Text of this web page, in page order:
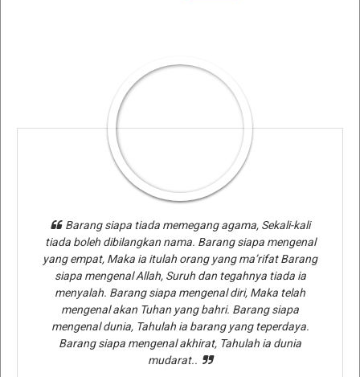
Barang siapa tiada memegang agama, Sekali-kali
tiada boleh dibilangkan nama. Barang siapa mengenal
yang empat, Maka ia itulah orang yang ma’rifat Barang
siapa mengenal Allah, Suruh dan tegahnya tiada ia
menyalah. Barang siapa mengenal diri, Maka telah
mengenal akan Tuhan yang bahri. Barang siapa
mengenal dunia, Tahulah ia barang yang teperdaya.
Barang siapa mengenal akhirat, Tahulah ia dunia
mudarat..